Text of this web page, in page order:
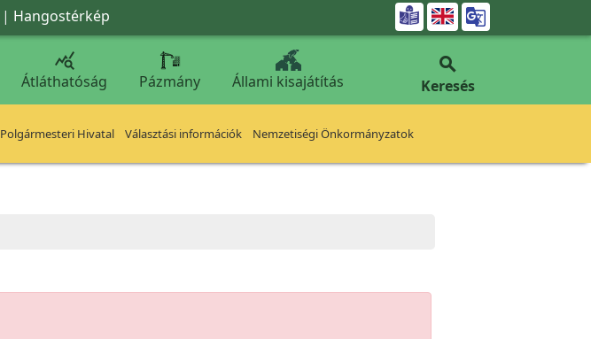
| Hangostérkép 

Átláthatóság Pázmány Állami kisajátítás

Keresés
Polgármesteri Hivatal Választási információk Nemzetiségi Önkormányzatok